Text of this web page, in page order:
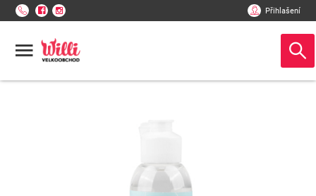
Přihlašení